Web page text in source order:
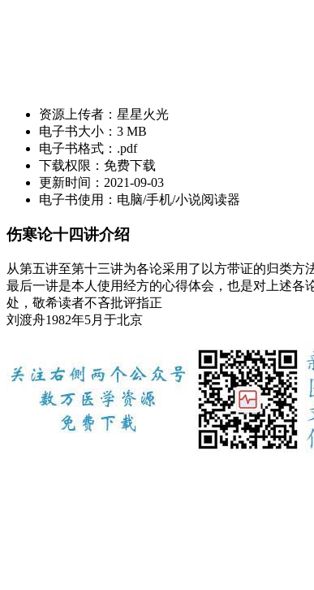
资源上传者： 星星火光
电子书大小： 3 MB
电子书格式： .pdf
下载权限： 免费下载
更新时间： 2021-09-03
电子书使用： 电脑/手机/小说阅读器
伤寒论十四讲介绍
从第五讲至第十三讲为各论采用了以方带证的归类方
最后一讲是本人使用经方的心得体会，也是对上述
处，敬希读者不吝批评指正
刘渡舟1982年5月于北京